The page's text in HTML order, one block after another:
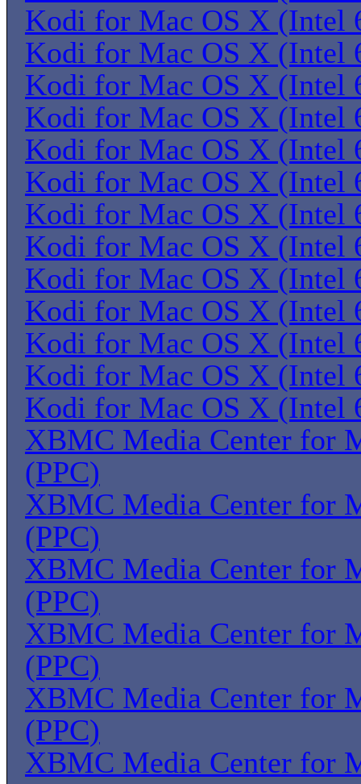
Kodi for Mac OS X (Intel
Kodi for Mac OS X (Intel
Kodi for Mac OS X (Intel
Kodi for Mac OS X (Intel
Kodi for Mac OS X (Intel
Kodi for Mac OS X (Intel
Kodi for Mac OS X (Intel
Kodi for Mac OS X (Intel
Kodi for Mac OS X (Intel
Kodi for Mac OS X (Intel
Kodi for Mac OS X (Intel
Kodi for Mac OS X (Intel
Kodi for Mac OS X (Intel
XBMC Media Center for
(PPC)
XBMC Media Center for
(PPC)
XBMC Media Center for
(PPC)
XBMC Media Center for
(PPC)
XBMC Media Center for
(PPC)
XBMC Media Center for